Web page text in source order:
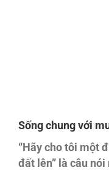
Sống chung với
“Hãy cho tôi một
đất lên” là câu nói